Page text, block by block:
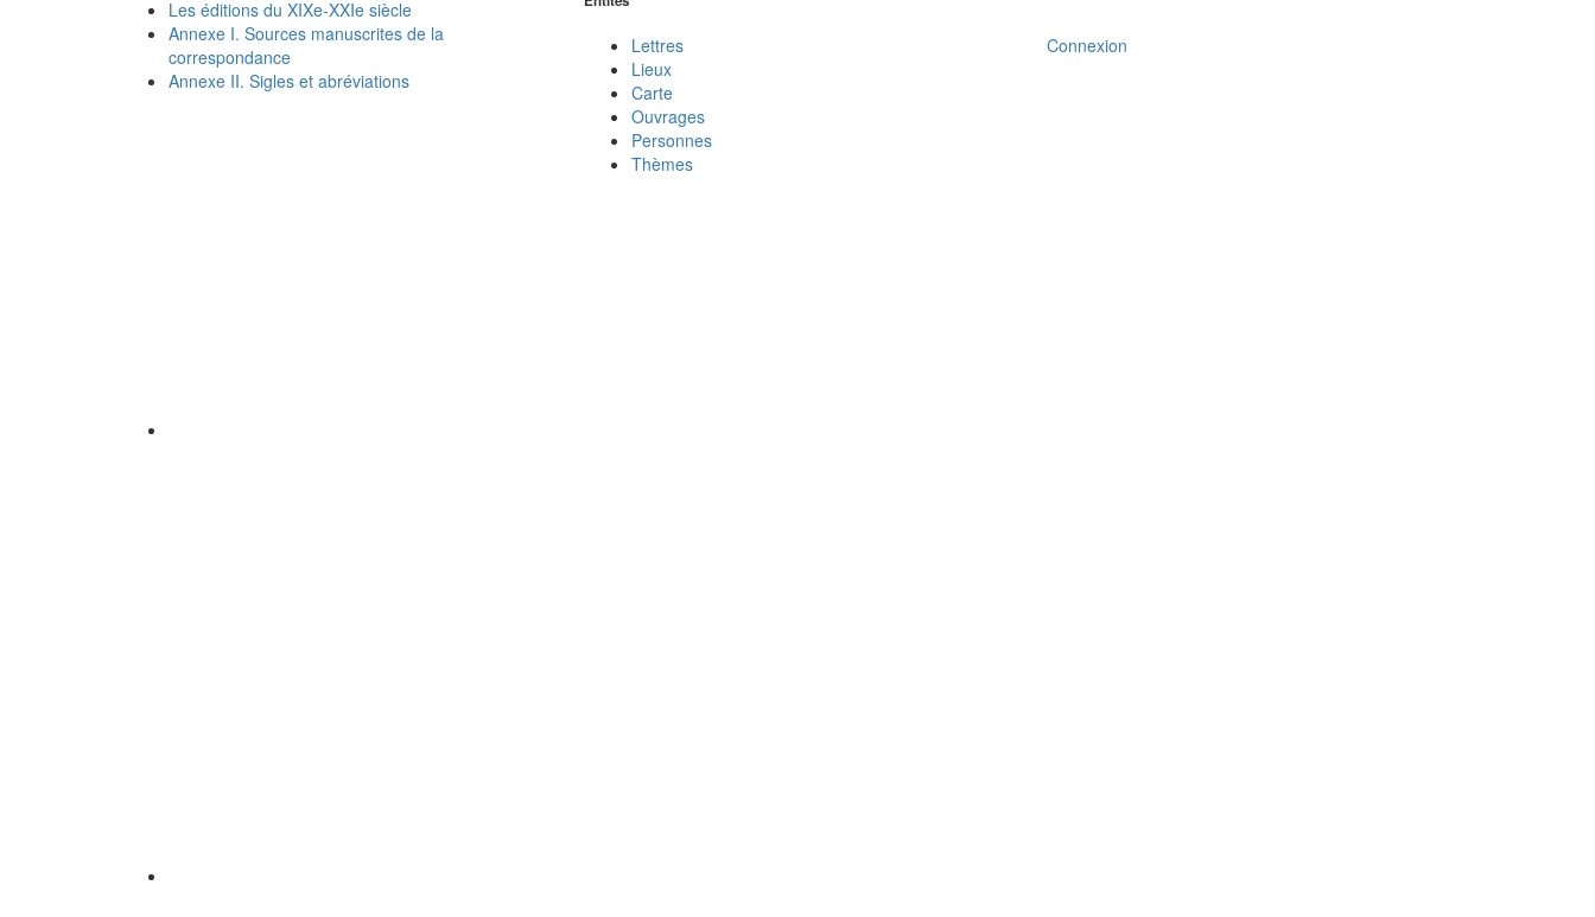
Les éditions du XIXe-XXIe siècle
Annexe I. Sources manuscrites de la
correspondance
Annexe II. Sigles et abréviations
Lettres
Lieux
Carte
Ouvrages
Personnes
Thèmes
Connexion